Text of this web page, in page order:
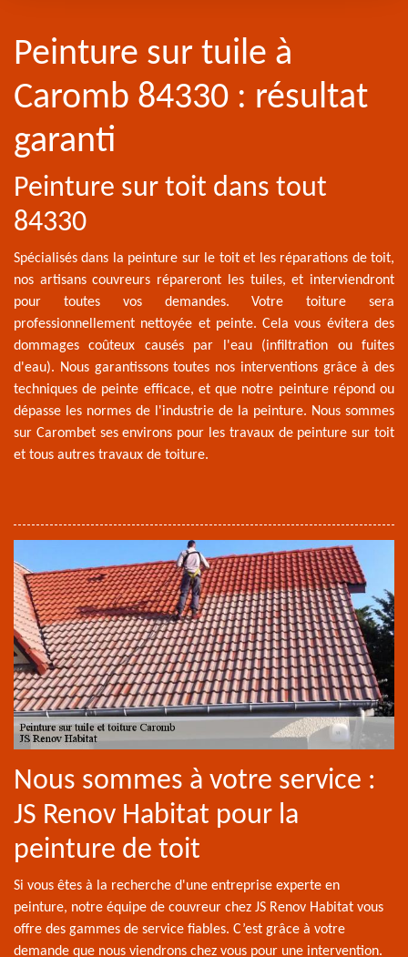
Peinture sur tuile à
Caromb 84330 : résultat
garanti
Peinture sur toit dans tout
84330
Spécialisés dans la peinture sur le toit et les réparations de toit,
nos artisans couvreurs répareront les tuiles, et interviendront
pour toutes vos demandes. Votre toiture sera
professionnellement nettoyée et peinte. Cela vous évitera des
dommages coûteux causés par l'eau (infiltration ou fuites
d'eau). Nous garantissons toutes nos interventions grâce à des
techniques de peinte efficace, et que notre peinture répond ou
dépasse les normes de l'industrie de la peinture. Nous sommes
sur Carombet ses environs pour les travaux de peinture sur toit
et tous autres travaux de toiture.
Nous sommes à votre service :
JS Renov Habitat pour la
peinture de toit
Si vous êtes à la recherche d'une entreprise experte en
peinture, notre équipe de couvreur chez JS Renov Habitat vous
offre des gammes de service fiables. C’est grâce à votre
demande que nous viendrons chez vous pour une intervention.